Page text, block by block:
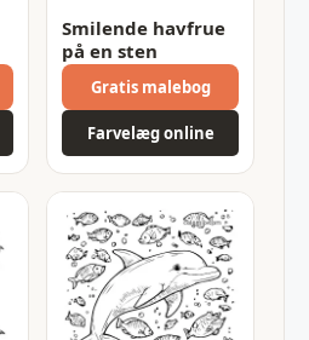
Smilende havfrue
på en sten
Gratis malebog
Farvelæg online